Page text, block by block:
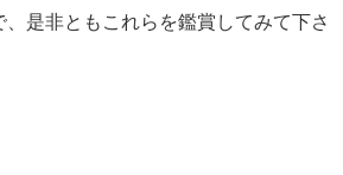
是非ともこれらを鑑賞してみて下さ